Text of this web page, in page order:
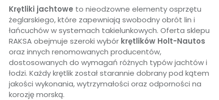
Krętliki jachtowe to nieodzowne elementy osprzętu
żeglarskiego, które zapewniają swobodny obrót lin i
łańcuchów w systemach takielunkowych. Oferta sklepu
RAKSA obejmuje szeroki wybór krętlików Holt-Nautos
oraz innych renomowanych producentów,
dostosowanych do wymagań różnych typów jachtów i
łodzi. Każdy krętlik został starannie dobrany pod kątem
jakości wykonania, wytrzymałości oraz odporności na
korozję morską.